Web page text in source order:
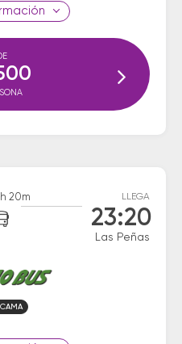
20m LLEGA
23:20
Las Peñas